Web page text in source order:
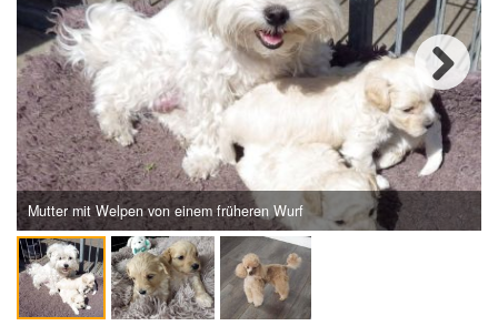
Mutter mit Welpen von einem früheren Wurf
Next